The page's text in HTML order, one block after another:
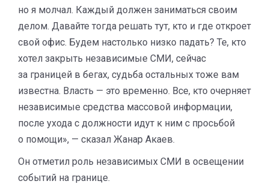
но я молчал. Каждый должен заниматься своим
делом. Давайте тогда решать тут, кто и где откроет
свой офис. Будем настолько низко падать? Те, кто
хотел закрыть независимые СМИ, сейчас
за границей в бегах, судьба остальных тоже вам
известна. Власть — это временно. Все, кто очерняет
независимые средства массовой информации,
после ухода с должности идут к ним с просьбой
о помощи», — сказал Жанар Акаев.
Он отметил роль независимых СМИ в освещении
событий на границе.